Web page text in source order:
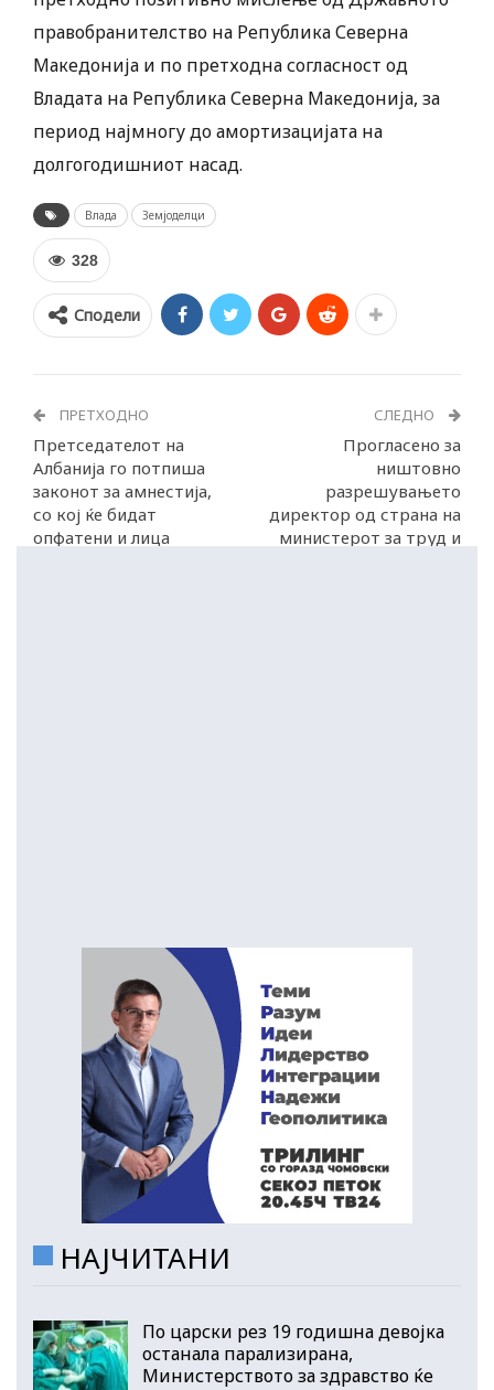
правобранителство на Република Северна
Македонија и по претходна согласност од
Владата на Република Северна Македонија, за
период најмногу до амортизацијата на
долгогодишниот насад.
Влада Земјоделци
328
Сподели
ПРЕТХОДНО
Претседателот на
Албанија го потпиша
законот за амнестија,
со кој ќе бидат
опфатени и лица
СЛЕДНО
Прогласено за
ништовно
разрешувањето
директор од страна на
министерот за труд и
НАЈЧИТАНИ
По царски рез 19 годишна девојка
останала парализирана,
Министерството за здравство ќе